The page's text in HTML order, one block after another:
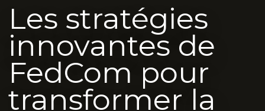
Les stratégies
innovantes de
FedCom pour
transformer la